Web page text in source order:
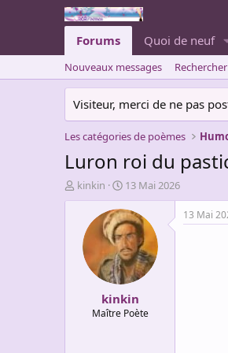
Forums Quoi de neuf
Nouveaux messages
Visiteur, merci de ne pas
Les catégories de poèmes
Luron roi du
A
u
kinkin
D
a
t
e
d
e
d
é
b
u
13 Mai 2026
kinkin
Maître Poète
13 Mai